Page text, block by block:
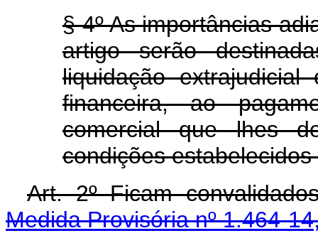
§ 4º As importâncias
artigo serão
liquidação
financeira, ao
comercial que lhes
condições
Art. 2º Ficam
Medida Provisória nº 1.464-